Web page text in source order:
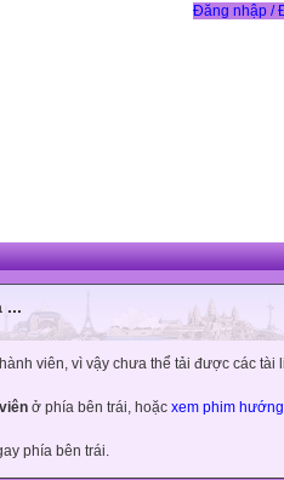
Đăng nhập /
...
viên, vì vậy chưa thể tải được các tài
ở phía bên trái, hoặc xem phim
phía bên trái.